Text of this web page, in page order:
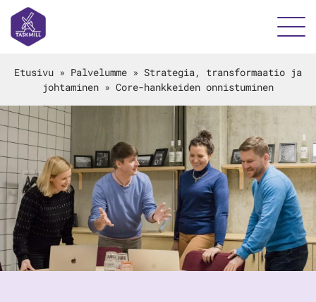
Etusivu » Palvelumme » Strategia, transformaatio ja
johtaminen » Core-hankkeiden onnistuminen